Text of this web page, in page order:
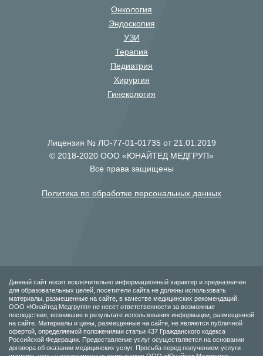
Онкология
Эндоскопия
УЗИ
Терапия
Педиатрия
Хирургия
Гинекология
Лицензия № ЛО-77-01-01735 от 21.01.2019
© 2018-2020 ООО «ЮНАЙТЕД МЕДГРУП»
Все права защищены
Политика по обработке персональных данных
Данный сайт носит исключительно информационный характер и предназначен
для образовательных целей, посетители сайта не должны использовать
материалы, размещенные на сайте, в качестве медицинских рекомендаций.
ООО «Юнайтед Медгрупп» не несет ответственности за возможные
последствия, возникшие в результате использования информации, размещенной
на сайте. Материалы и цены, размещенные на сайте, не являются публичной
офертой, определяемой положениями статьи 437 Гражданского кодекса
Российской Федерации. Предоставление услуг осуществляется на основании
договора об оказании медицинских услуг. Просьба перед получением услуги